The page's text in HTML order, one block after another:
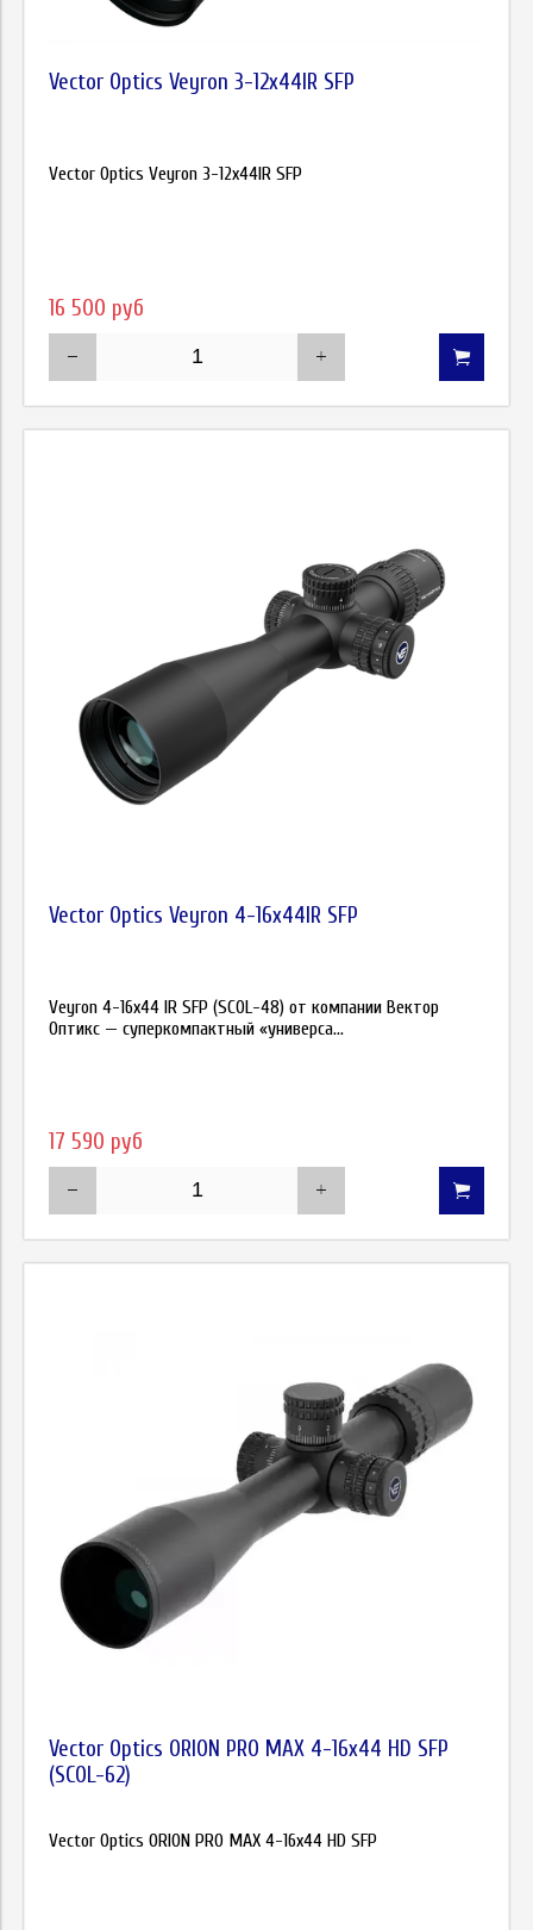
Vector Optics Veyron 3-12x44IR SFP
Vector Optics Veyron 3-12x44IR SFP
16 500 руб
Vector Optics Veyron 4-16x44IR SFP
Veyron 4-16x44 IR SFP (SCOL-48) от компании Вектор
Оптикс — суперкомпактный «универса...
17 590 руб
Vector Optics ORION PRO MAX 4-16x44 HD SFP
(SCOL-62)
Vector Optics ORION PRO MAX 4-16x44 HD SFP